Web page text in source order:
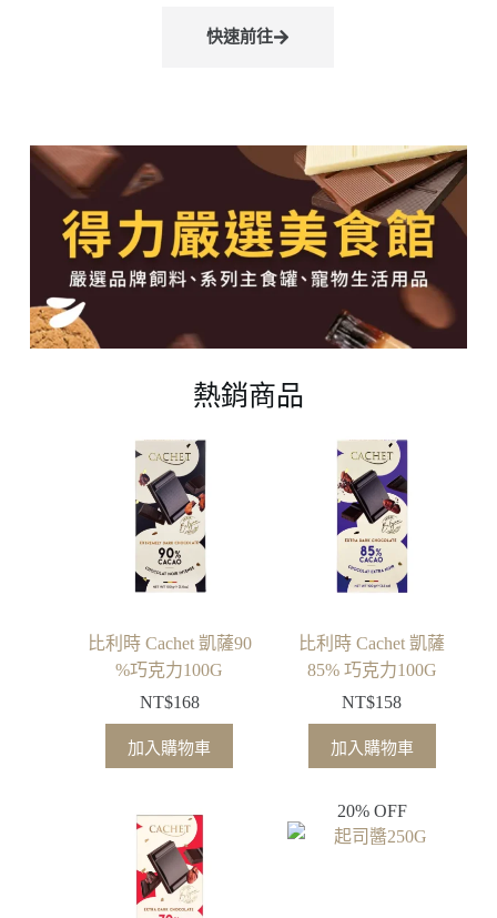
快速前往
熱銷商品
比利時 Cachet 凱薩90
%巧克力100G
NT$168
加入購物車
比利時 Cachet 凱薩
85% 巧克力100G
NT$158
加入購物車
20% OFF